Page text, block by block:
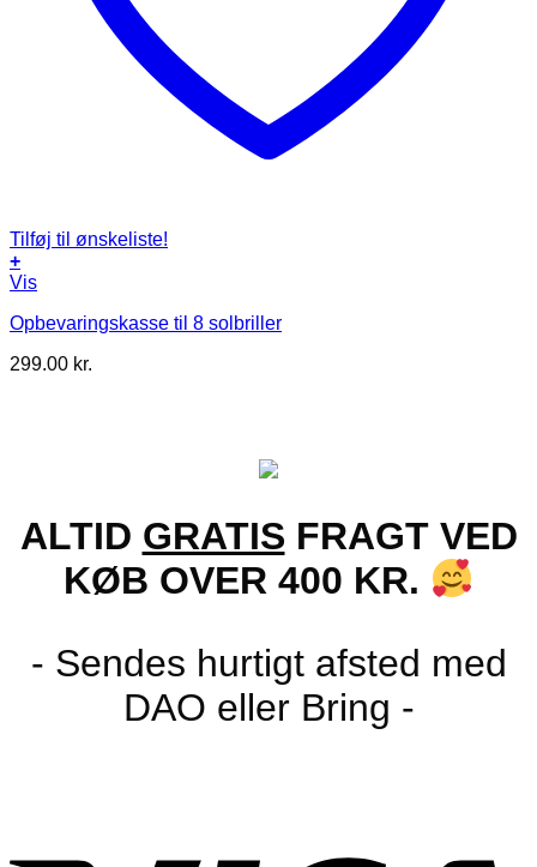
Tilføj til ønskeliste!
+
Vis
Opbevaringskasse til 8 solbriller
299.00 kr.
ALTID GRATIS FRAGT VED
KØB OVER 400 KR.
- Sendes hurtigt afsted med
DAO eller Bring -